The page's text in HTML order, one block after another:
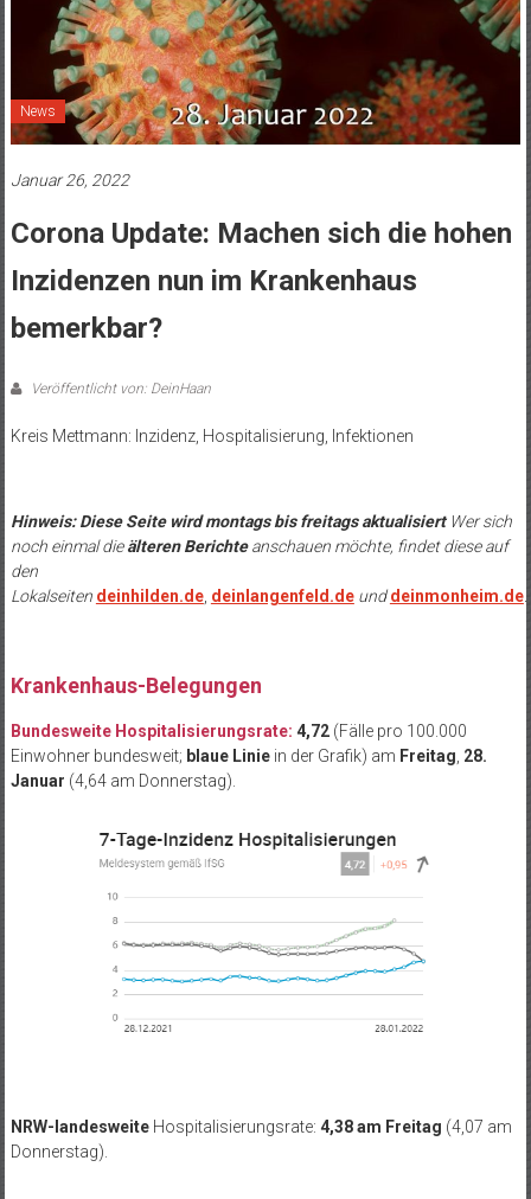
News
Januar 26, 2022
Corona Update: Machen sich die hohen
Inzidenzen nun im Krankenhaus
bemerkbar?
Veröffentlicht von: DeinHaan
Kreis Mettmann: Inzidenz, Hospitalisierung, Infektionen
Hinweis: Diese Seite wird montags bis freitags aktualisiert Wer sich
noch einmal dieälteren Berichteanschauen möchte, findet diese auf
den
Lokalseiten deinhilden.de, deinlangenfeld.deunddeinmonheim.de.
Krankenhaus-Belegungen
Bundesweite Hospitalisierungsrate: 4,72 (Fälle pro 100.000
Einwohner bundesweit; blaue Liniein der Grafik) am Freitag 28.
Januar (4,64 am Donnerstag).
NRW-landesweiteHospitalisierungsrate: 4,38 am Freitag (4,07 am
Donnerstag).